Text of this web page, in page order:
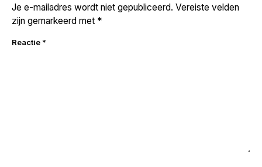
Je e-mailadres wordt niet gepubliceerd. Vereiste velden
zijn gemarkeerd met *
Reactie *